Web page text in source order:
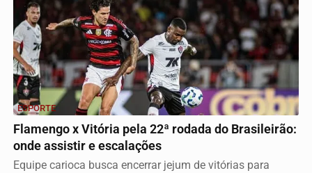
ESPORTE
Flamengo x Vitória pela 22ª rodada do Brasileirão:
onde assistir e escalações
Equipe carioca busca encerrar jejum de vitórias para